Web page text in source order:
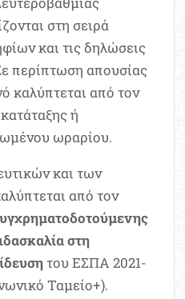
στη σειρά
και τις δηλώσεις
περίπτωση απουσίας
καλύπτεται από τον
ή
ωραρίου.
και των
από τον
στη
του ΕΣΠΑ 2021-
Ταμείο+).